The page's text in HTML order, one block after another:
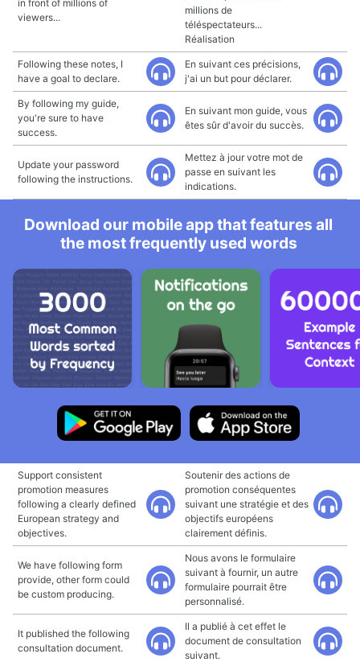
in front of millions of
viewers...
millions de
téléspectateurs...
Réalisation
Following these notes, I
have a goal to declare.
En suivant ces précisions,
j'ai un but pour déclarer.
By following my guide,
you're sure to have
success.
En suivant mon guide, vous
êtes sûr d'avoir du succès.
Update your password
following the instructions.
Mettez à jour votre mot de
passe en suivant les
indications.
Download our mobile app that features all
the most frequently used words
Support consistent
promotion measures
following a clearly defined
European strategy and
objectives.
Soutenir des actions de
promotion conséquentes
suivant une stratégie et des
objectifs européens
clairement définis.
We have following form
provide, other form could
be custom producing.
Nous avons le formulaire
suivant à fournir, un autre
formulaire pourrait être
personnalisé.
It published the following
consultation document.
Il a publié à cet effet le
document de consultation
suivant.